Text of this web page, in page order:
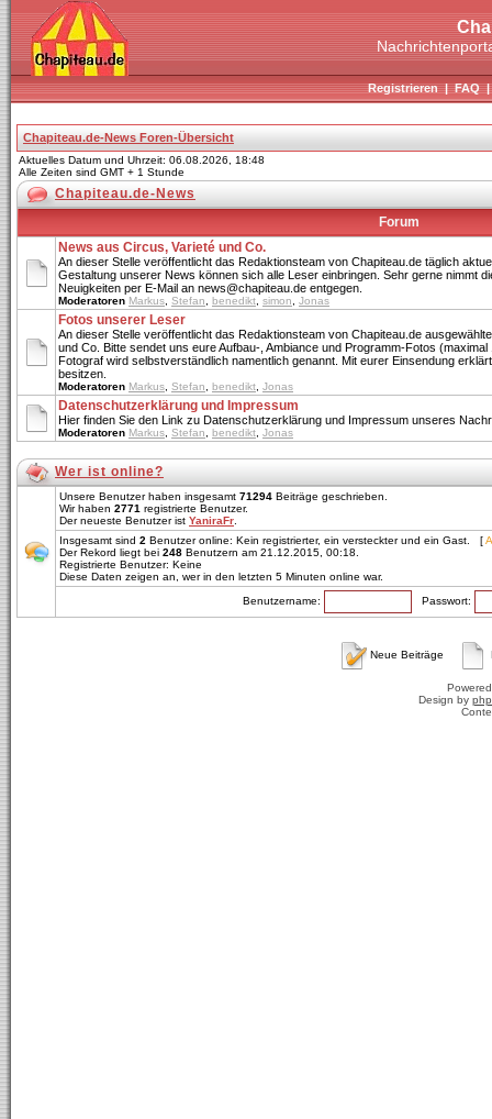
Registrieren|FAQ
Chapiteau.de-News Foren-Übersicht
Aktuelles Datum und Uhrzeit: 06.08.2026, 18:48
Alle Zeiten sind GMT + 1 Stunde
Chapiteau.de-News
Forum
News aus Circus, Varieté und Co.
An dieser Stelle veröffentlicht das Redaktionsteam von Chapiteau.de täglich
Gestaltung unserer News können sich alle Leser einbringen. Sehr gerne nimmt
Neuigkeiten per E-Mail an news@chapiteau.de entgegen.
Moderatoren Markus Stefan benedikt simon Jonas
Fotos unserer Leser
An dieser Stelle veröffentlicht das Redaktionsteam von Chapiteau.de
und Co. Bitte sendet uns eure Aufbau-, Ambiance und Programm-Fotos
Fotograf wird selbstverständlich namentlich genannt. Mit eurer Einsendung
besitzen.
Moderatoren Markus Stefan benedikt Jonas
Datenschutzerklärung und Impressum
Hier finden Sie den Link zu Datenschutzerklärung und Impressum unseres
Moderatoren Markus Stefan benedikt Jonas
Wer ist online?
Unsere Benutzer haben insgesamt 71294 Beiträge geschrieben.
Wir haben 2771 registrierte Benutzer.
Der neueste Benutzer ist YaniraFr
Insgesamt sind 2 Benutzer online: Kein registrierter, ein versteckter und ein Gast. [
Der Rekord liegt bei 248 Benutzern am 21.12.2015, 00:18.
Registrierte Benutzer: Keine
Diese Daten zeigen an, wer in den letzten 5 Minuten online war.
Benutzername: Passwort:
Neue Beiträge
Design by